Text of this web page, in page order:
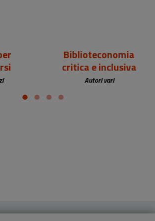
Biblioteconomia
critica e inclusiva
Autori vari